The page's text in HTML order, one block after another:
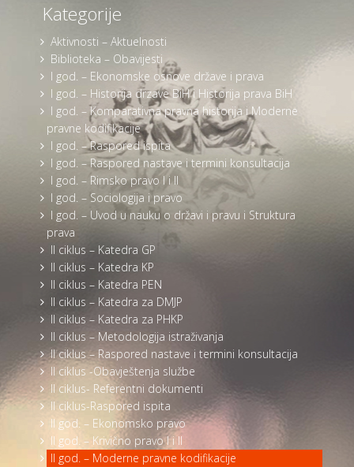
Kategorije
Aktivnosti – Aktuelnosti
Biblioteka – Obavijesti
I god. – Ekonomske osnove države i prava
I god. – Historija drzave BiH i Historija prava BiH
I god. – Komparativna pravna historija i Moderne
pravne kodifikacije
I god. – Raspored ispita
I god. – Raspored nastave i termini konsultacija
I god. – Rimsko pravo I i II
I god. – Sociologija i pravo
I god. – Uvod u nauku o državi i pravu i Struktura
prava
II ciklus – Katedra GP
II ciklus – Katedra KP
II ciklus – Katedra PEN
II ciklus – Katedra za DMJP
II ciklus – Katedra za PHKP
II ciklus – Metodologija istraživanja
II ciklus – Raspored nastave i termini konsultacija
II ciklus -Obavještenja službe
II ciklus- Referentni dokumenti
II ciklus-Raspored ispita
II god. – Ekonomsko pravo
II god. – Krivično pravo I i II
II god. – Moderne pravne kodifikacije